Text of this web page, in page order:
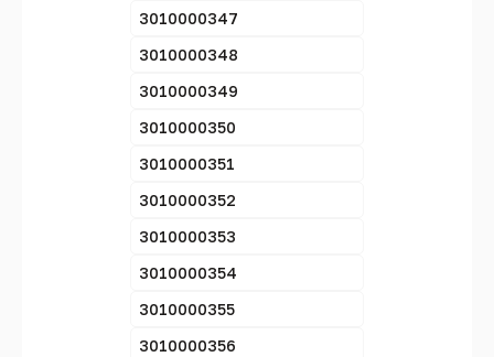
3010000347
3010000348
3010000349
3010000350
3010000351
3010000352
3010000353
3010000354
3010000355
3010000356